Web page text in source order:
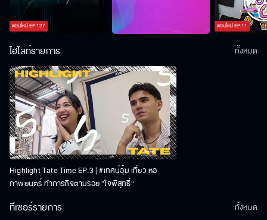
ตอนใหม่EP.127 ตอนใหม่EP.11
ไฮไลท์รายการ
Highlight Tate Time EP.3 | #เทศน์อุ้ม เที่ยว หอ
ภาพยนตร์ ทำภารกิจตามรอย “ใจพิสุทธิ์“
ทั้งหมด
ทีเซอร์รายการ ทั้งหมด